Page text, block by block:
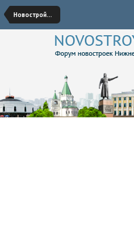
Новостройки Нижегородского района